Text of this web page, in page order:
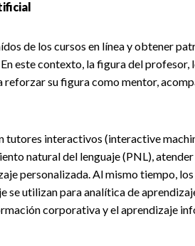
de los cursos en línea y obtener
este contexto, la figura del profesor,
su figura como mentor,
tutores interactivos (interactive
natural del lenguaje (PNL),
personalizada. Al mismo tiempo,
utilizan para analítica de
corporativa y el aprendizaje